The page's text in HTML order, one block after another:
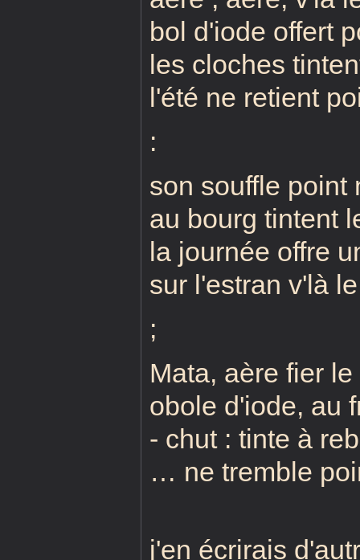
bol d'iode offert
les cloches
l'été ne retient
:
son souffle point
au bourg tintent
la journée offre
sur l'estran v'là
;
Mata, aère fier
obole d'iode, au
- chut : tinte à
… ne tremble
j'en écrirais